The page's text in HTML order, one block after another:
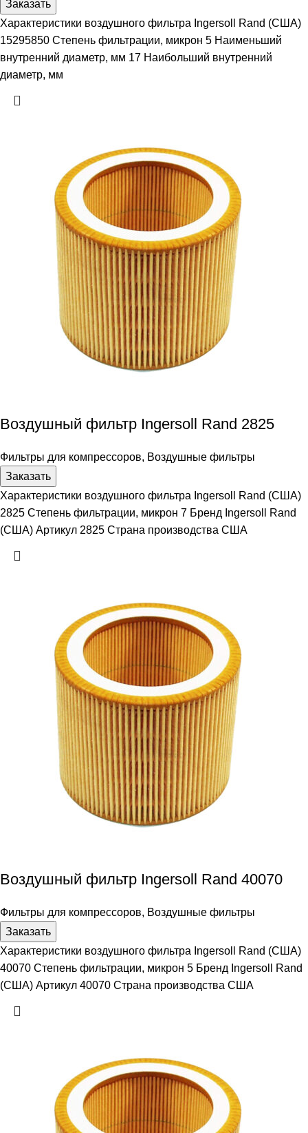
Заказать
Характеристики воздушного фильтра Ingersoll Rand (США)
15295850 Степень фильтрации, микрон 5 Наименьший
внутренний диаметр, мм 17 Наибольший внутренний
диаметр, мм
Воздушный фильтр Ingersoll Rand 2825
Фильтры для компрессоров, Воздушные фильтры
Заказать
Характеристики воздушного фильтра Ingersoll Rand (США)
2825 Степень фильтрации, микрон 7 Бренд Ingersoll Rand
(США) Артикул 2825 Страна производства США
Воздушный фильтр Ingersoll Rand 40070
Фильтры для компрессоров, Воздушные фильтры
Заказать
Характеристики воздушного фильтра Ingersoll Rand (США)
40070 Степень фильтрации, микрон 5 Бренд Ingersoll Rand
(США) Артикул 40070 Страна производства США